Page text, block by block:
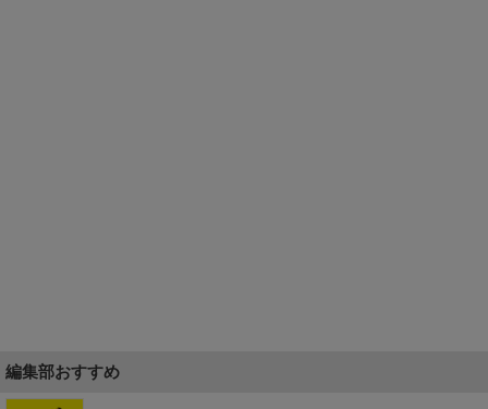
編集部おすすめ